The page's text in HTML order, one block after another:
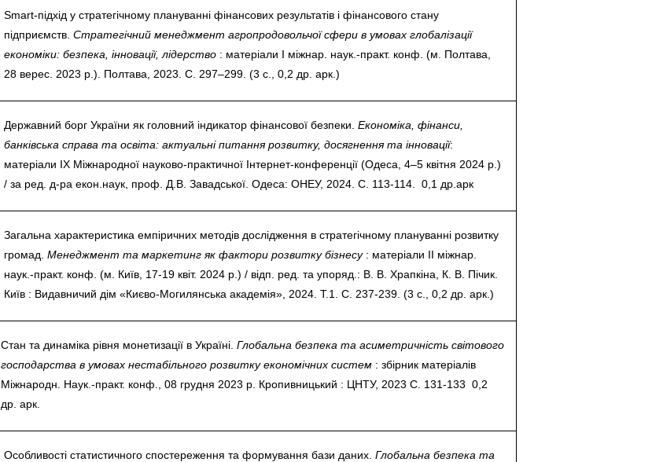
Smart-підхід у стратегічному плануванні фінансових результатів і фінансового стану
підприємств. Стратегічний менеджмент агропродовольчої сфери в умовах глобалізації
економіки: безпека, інновації, лідерство : матеріали І міжнар. наук.-практ. конф. (м. Полтава,
28 верес. 2023 р.). Полтава, 2023. C. 297–299. (3 с., 0,2 др. арк.)
Державний борг України як головний індикатор фінансової безпеки. Економіка, фінанси,
банківська справа та освіта: актуальні питання розвитку, досягнення та інновації:
матеріали IX Міжнародної науково-практичної Інтернет-конференції (Одеса, 4–5 квітня 2024 р.)
/ за ред. д-ра екон.наук, проф. Д.В. Завадської. Одеса: ОНЕУ, 2024. С. 113-114. 0,1 др.арк
Загальна характеристика емпіричних методів дослідження в стратегічному плануванні розвитку
громад. Менеджмент та маркетинг як фактори розвитку бізнесу: матеріали ІІ міжнар.
наук.-практ. конф. (м. Київ, 17-19 квіт. 2024 р.) / відп. ред. та упоряд.: В. В. Храпкіна, К. В. Пічик.
Київ : Видавничий дім «Києво-Могилянська академія», 2024. Т.1. С. 237-239. (3 с., 0,2 др. арк.)
Стан та динаміка рівня монетизації в Україні. Глобальна безпека та асиметричність світового
господарства в умовах нестабільного розвитку економічних систем : збірник матеріалів
Міжнародн. Наук.-практ. конф., 08 грудня 2023 р. Кропивницький : ЦНТУ, 2023 С. 131-133 0,2
др. арк.
Особливості статистичного спостереження та формування бази даних. Глобальна безпека та